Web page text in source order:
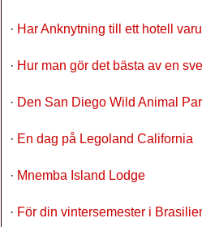
· Har Anknytning till ett hotell
· Hur man gör det bästa av en
· Den San Diego Wild Animal
· En dag på Legoland California
· Mnemba Island Lodge
· För din vintersemester i